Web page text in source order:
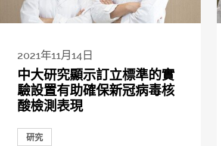
2021年11月14日
中大研究顯示訂立標準的實
驗設置有助確保新冠病毒核
酸檢測表現
研究